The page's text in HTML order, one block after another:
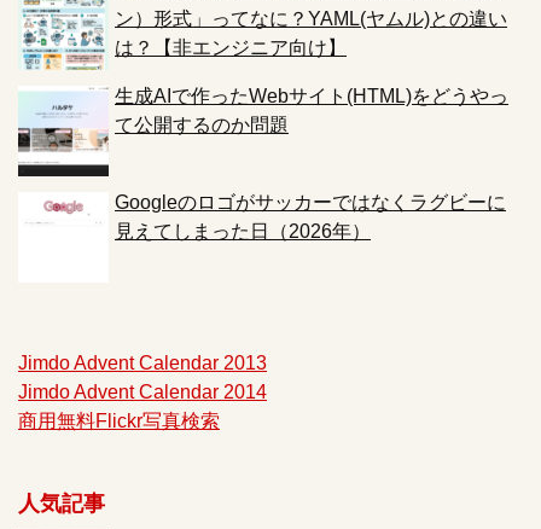
ン）形式」ってなに？YAML(ヤムル)との違い
は？【非エンジニア向け】
生成AIで作ったWebサイト(HTML)をどうやっ
て公開するのか問題
Googleのロゴがサッカーではなくラグビーに
見えてしまった日（2026年）
Jimdo Advent Calendar 2013
Jimdo Advent Calendar 2014
商用無料Flickr写真検索
人気記事